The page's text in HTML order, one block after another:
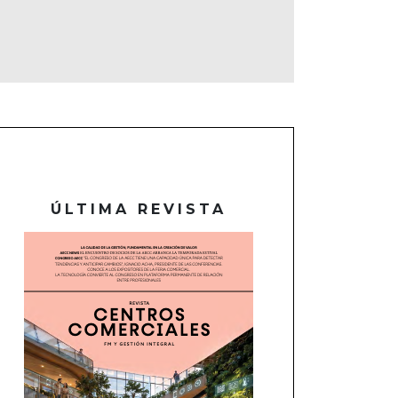
ÚLTIMA REVISTA